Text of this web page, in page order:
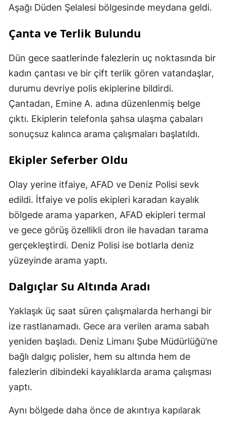
Aşağı Düden Şelalesi bölgesinde meydana geldi.
Çanta ve Terlik Bulundu
Dün gece saatlerinde falezlerin uç noktasında bir
kadın çantası ve bir çift terlik gören vatandaşlar,
durumu devriye polis ekiplerine bildirdi.
Çantadan, Emine A. adına düzenlenmiş belge
çıktı. Ekiplerin telefonla şahsa ulaşma çabaları
sonuçsuz kalınca arama çalışmaları başlatıldı.
Ekipler Seferber Oldu
Olay yerine itfaiye, AFAD ve Deniz Polisi sevk
edildi. İtfaiye ve polis ekipleri karadan kayalık
bölgede arama yaparken, AFAD ekipleri termal
ve gece görüş özellikli dron ile havadan tarama
gerçekleştirdi. Deniz Polisi ise botlarla deniz
yüzeyinde arama yaptı.
Dalgıçlar Su Altında Aradı
Yaklaşık üç saat süren çalışmalarda herhangi bir
ize rastlanamadı. Gece ara verilen arama sabah
yeniden başladı. Deniz Limanı Şube Müdürlüğü’ne
bağlı dalgıç polisler, hem su altında hem de
falezlerin dibindeki kayalıklarda arama çalışması
yaptı.
Aynı bölgede daha önce de akıntıya kapılarak